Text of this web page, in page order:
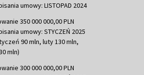
umowy: LISTOPAD 2024
350 000 000,00 PLN
umowy: STYCZEŃ 2025
90 mln, luty 130 mln,
mln)
300 000 000,00 PLN